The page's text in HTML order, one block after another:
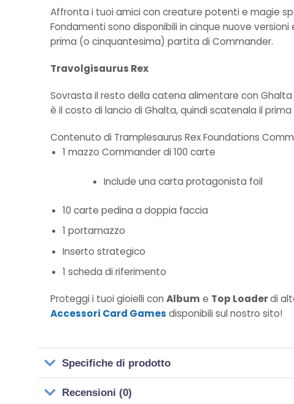
Affronta i tuoi amici con creature potenti e magie
Fondamenti sono disponibili in cinque nuove
prima (o cinquantesima) partita di Commander.
Travolgisaurus Rex
Sovrasta il resto della catena alimentare con
è il costo di lancio di Ghalta, quindi scatenala il
Contenuto di Tramplesaurus Rex Foundations
1 mazzo Commander di 100 carte
Include una carta protagonista foil
10 carte pedina a doppia faccia
1 portamazzo
Inserto strategico
1 scheda di riferimento
Proteggi i tuoi gioielli con Album e Top Loaderdi
Accessori Card Games disponibili sul nostro sito!
Specifiche di prodotto
Recensioni (0)